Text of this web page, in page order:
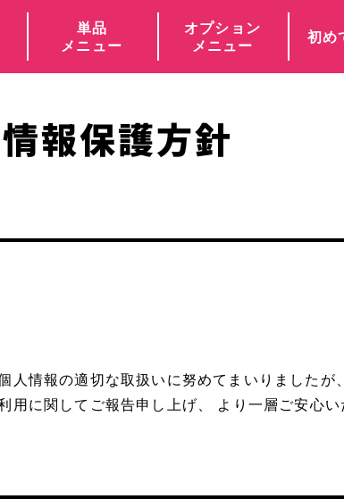
単品
メニュー
オプション
メニュー
初め
報保護方針
人情報の適切な取扱いに努めてまいりましたが
用に関してご報告申し上げ、 より一層ご安心